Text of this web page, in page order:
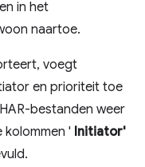
in het
naartoe.
voegt
en prioriteit toe
bestanden weer
' Initiator'